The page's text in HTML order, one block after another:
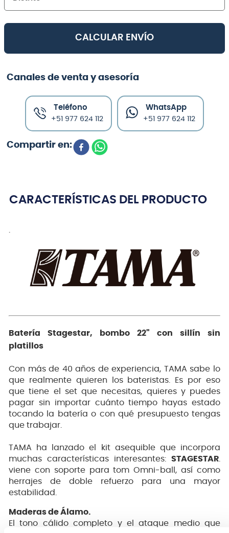
CALCULAR ENVÍO
Canales de venta y asesoría
Teléfono
+51 977 624 112
WhatsApp
+51 977 624 112
CARACTERÍSTICAS DEL PRODUCTO
Batería Stagestar, bombo 22" con sillín sin
platillos
Con más de 40 años de experiencia, TAMA sabe lo
que realmente quieren los bateristas. Es por eso
que tiene el set que necesitas, quieres y puedes
pagar sin importar cuánto tiempo hayas estado
tocando la batería o con qué presupuesto tengas
que trabajar.
TAMA ha lanzado el kit asequible que incorpora
muchas características interesantes: STAGESTAR.
viene con soporte para tom Omni-ball, así como
herrajes de doble refuerzo para una mayor
estabilidad.
Maderas de Álamo.
El tono cálido completo y el ataque medio que